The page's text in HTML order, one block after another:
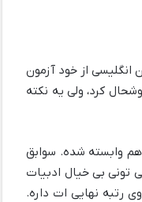
انگلیسی از خود آزمون
کرد، ولی یه نکته
هم وابسته شده. سوابق
بی خیال ادبیات
رتبه نهایی ات داره.